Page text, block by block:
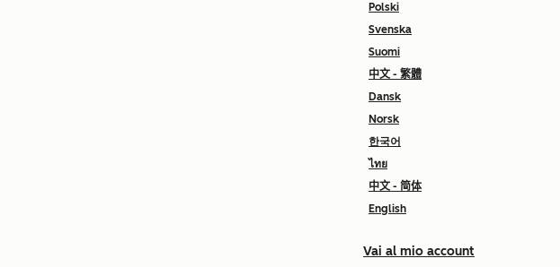
Polski
Svenska
Suomi
中文 - 繁體
Dansk
Norsk
한국어
ไทย
中文 - 简体
English
Vai al mio account